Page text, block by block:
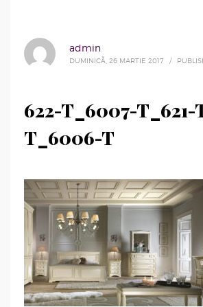
admin
DUMINICĂ, 26 MARTIE 2017 /
622-T_6007-
T_6006-T